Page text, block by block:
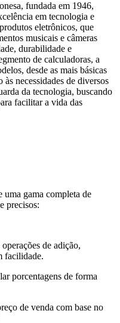
fundada em 1946,
em tecnologia e
eletrônicos, que
musicais e câmeras
durabilidade e
de calculadoras, a
desde as mais básicas
às necessidades de diversos
da tecnologia, buscando
facilitar a vida das
gama completa de
precisos:
de adição,
facilidade.
porcentagens de forma
de venda com base no